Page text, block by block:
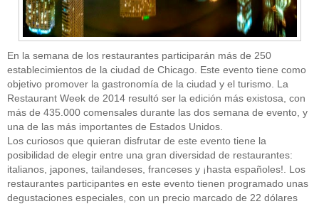
En la semana de los restaurantes participarán más de 250
establecimientos de la ciudad de Chicago. Este evento tiene como
objetivo promover la gastronomía de la ciudad y el turismo. La
Restaurant Week de 2014 resultó ser la edición más existosa, con
más de 435.000 comensales durante las dos semana de evento, y
una de las más importantes de Estados Unidos.
Los curiosos que quieran disfrutar de este evento tiene la
posibilidad de elegir entre una gran diversidad de restaurantes:
italianos, japones, tailandeses, franceses y ¡hasta españoles!. Los
restaurantes participantes en este evento tienen programado unas
degustaciones especiales, con un precio marcado de 22 dólares